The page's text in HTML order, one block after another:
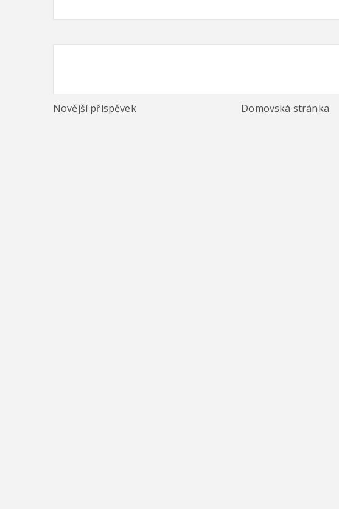
Novější příspěvek Domovská stránka